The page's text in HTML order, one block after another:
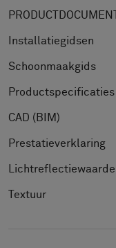
Installatiegidsen
Schoonmaakgids
Productspecificaties
CAD (BIM)
Prestatieverklaring
Lichtreflectiewaarde
Textuur